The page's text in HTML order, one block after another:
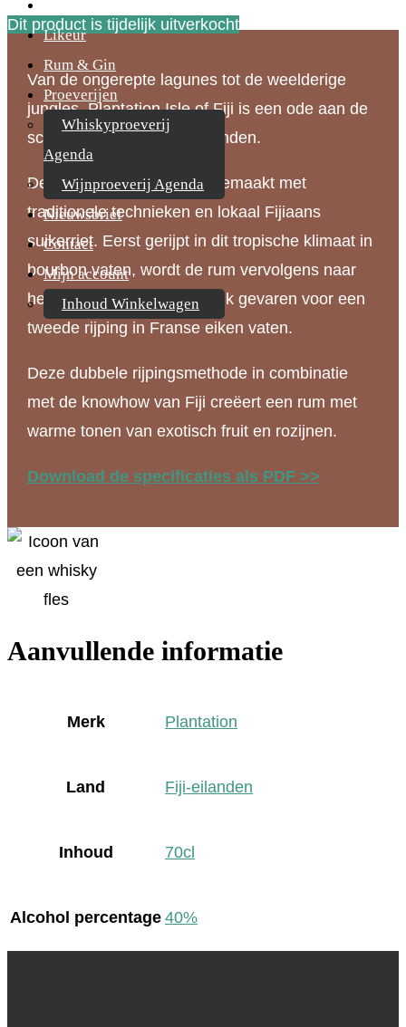
Likeur
Rum & Gin
Proeverijen
Whiskyproeverij
Agenda
Wijnproeverij Agenda
Nieuwsbrief
Contact
Mijn account
Inhoud Winkelwagen
Dit product is tijdelijk uitverkocht
Van de ongerepte lagunes tot de weelderige
jungles, Plantation Isle of Fiji is een ode aan de
schoonheid van de Fiji-eilanden.
Deze heerlijke rum wordt gemaakt met
traditionele technieken en lokaal Fijiaans
suikerriet. Eerst gerijpt in dit tropische klimaat in
bourbon vaten, wordt de rum vervolgens naar
het zuidwesten van Frankrijk gevaren voor een
tweede rijping in Franse eiken vaten.
Deze dubbele rijpingsmethode in combinatie
met de knowhow van Fiji creëert een rum met
warme tonen van exotisch fruit en rozijnen.
Download de specificaties als PDF >>
Aanvullende informatie
Merk Plantation
Land Fiji-eilanden
Inhoud 70cl
Alcohol percentage 40%